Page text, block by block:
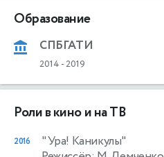
Образование
СПБГАТИ
2014 - 2019
Роли в кино и на ТВ
2016
"Ура! Каникулы"